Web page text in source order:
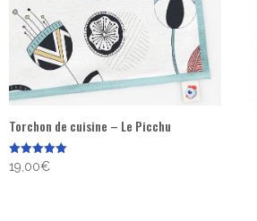
Torchon de cuisine – Le Picchu
Note
5.00
19,00€